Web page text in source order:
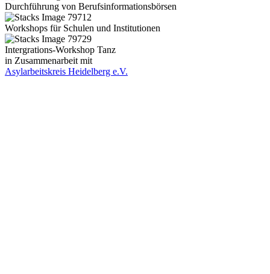
Durchführung von Berufsinformationsbörsen
Workshops für Schulen und Institutionen
Intergrations-Workshop Tanz
in Zusammenarbeit mit
Asylarbeitskreis Heidelberg e.V.